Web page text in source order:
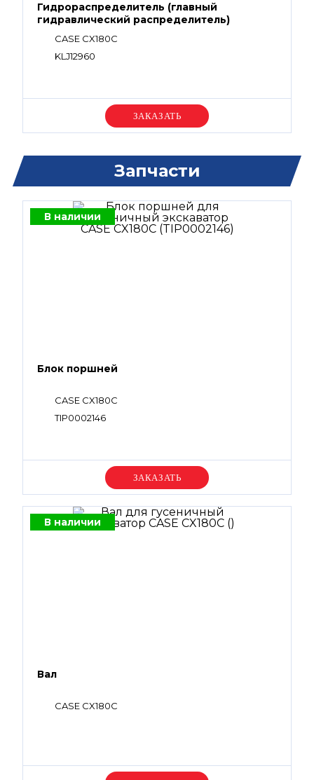
Гидрораспределитель (главный
гидравлический распределитель)
CASE CX180C
KLJ12960
Уточняйте цену
Запчасти
В наличии
Блок поршней
CASE CX180C
TIP0002146
Уточняйте цену
В наличии
Вал
CASE CX180C